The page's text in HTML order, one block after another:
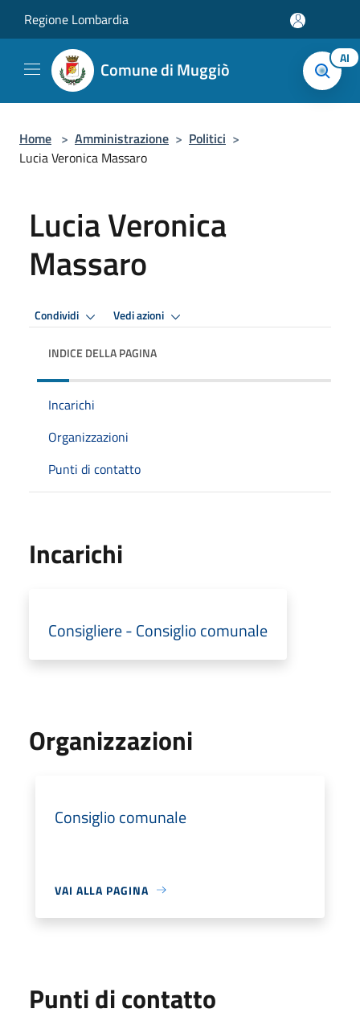
Regione Lombardia
Comune di Muggiò AI
Home > Amministrazione > Politici >
Lucia Veronica Massaro
Lucia Veronica
Massaro
Condividi Vedi azioni
INDICE DELLA PAGINA
Incarichi
Organizzazioni
Punti di contatto
Incarichi
Consigliere - Consiglio comunale
Organizzazioni
Consiglio comunale
VAI ALLA PAGINA
Punti di contatto